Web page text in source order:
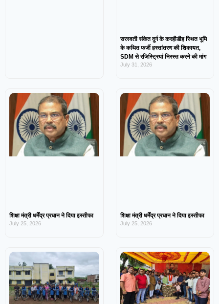
सरस्वती संकेत दुर्ग के करहीडीह स्थित भूमि
के कथित फर्जी हस्तांतरण की शिकायत,
SDM से रजिस्ट्रियां निरस्त करने की मांग
July 31, 2026
शिक्षा मंत्री धर्मेंद्र प्रधान ने दिया इस्तीफा
July 25, 2026
शिक्षा मंत्री धर्मेंद्र प्रधान ने दिया इस्तीफा
July 25, 2026